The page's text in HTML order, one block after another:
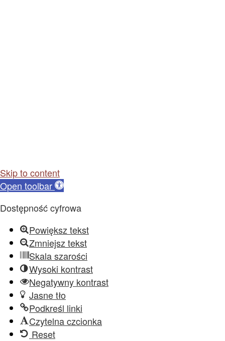
Skip to content
Open toolbar
Dostępność cyfrowa
Powiększ tekst
Zmniejsz tekst
Skala szarości
Wysoki kontrast
Negatywny kontrast
Jasne tło
Podkreśl linki
Czytelna czcionka
Reset